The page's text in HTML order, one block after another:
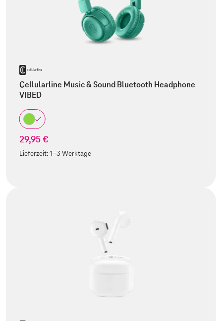
Cellularline Music & Sound Bluetooth Headphone
VIBED
29,95 €
Lieferzeit:1-3 Werktage